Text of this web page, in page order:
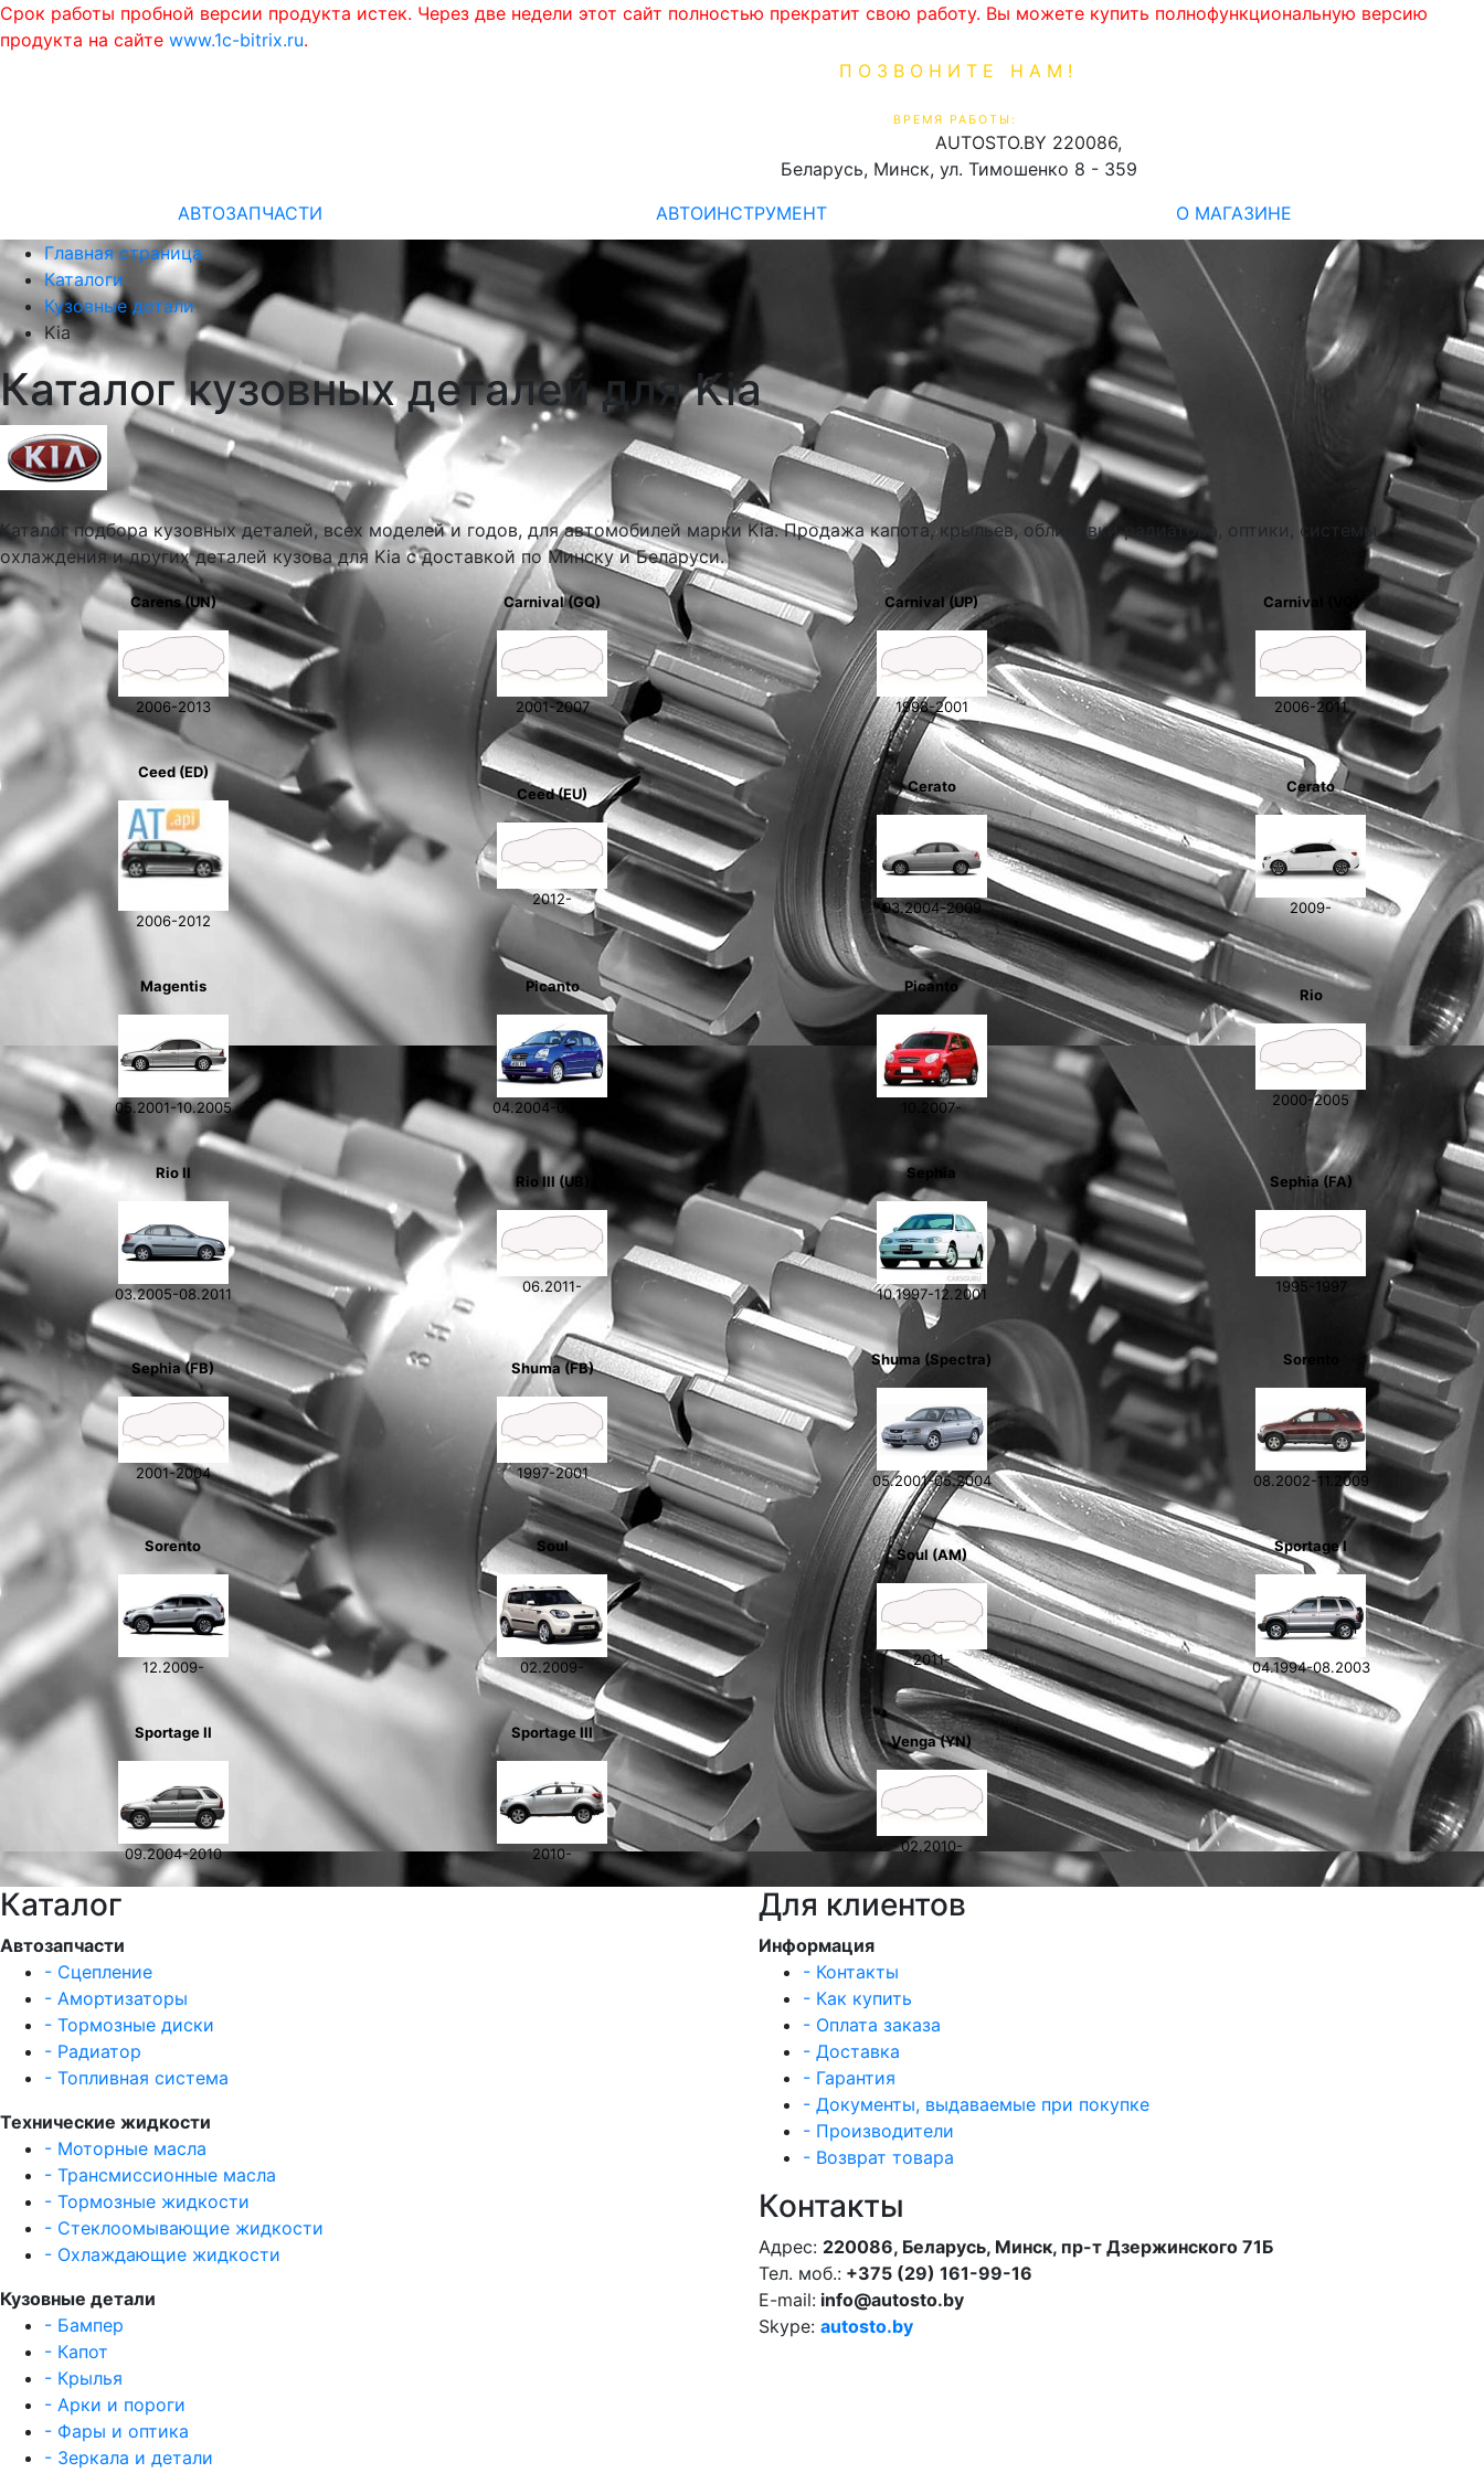
Срок работы пробной версии продукта истек. Через две недели этот сайт полностью прекратит свою работу. Вы можете купить полнофункциональную версию
продукта на сайте www.1c-bitrix.ru.
ПОЗВОНИТЕ НАМ!
ВРЕМЯ РАБОТЫ:
AUTOSTO.BY 220086,
Беларусь, Минск, ул. Тимошенко 8 - 359
АВТОЗАПЧАСТИ АВТОИНСТРУМЕНТ
О МАГАЗИНЕ
Главная страница
Каталоги
Кузовные детали
Kia
Каталог кузовных деталей для Kia
Каталог подбора кузовных деталей, всех моделей и годов, для автомобилей марки Kia. Продажа капота, крыльев, облицовки радиатора, оптики, системы
охлаждения и других деталей кузова для Kia с доставкой по Минску и Беларуси.
Carens (UN)
2006-2013
Carnival (GQ)
2001-2007
Carnival (UP)
1998-2001
Carnival (VQ)
2006-2011
Ceed (ED)
2006-2012
Ceed (EU)
2012-
Cerato
03.2004-2009
Cerato
2009-
Magentis
05.2001-10.2005
Picanto
04.2004-09.2007
Picanto
10.2007-
Rio
2000-2005
Rio II
03.2005-08.2011
Rio III (UB)
06.2011-
Sephia
10.1997-12.2001
Sephia (FA)
1995-1997
Sephia (FB)
2001-2004
Shuma (FB)
1997-2001
Shuma (Spectra)
05.2001-05.2004
Sorento
08.2002-11.2009
Sorento
12.2009-
Soul
02.2009-
Soul (AM)
2011-
Sportage I
04.1994-08.2003
Sportage II
09.2004-2010
Sportage III
2010-
Venga (YN)
02.2010-
Каталог
Автозапчасти
- Сцепление
- Амортизаторы
- Тормозные диски
- Радиатор
- Топливная система
Технические жидкости
- Моторные масла
- Трансмиссионные масла
- Тормозные жидкости
- Стеклоомывающие жидкости
- Охлаждающие жидкости
Кузовные детали
- Бампер
- Капот
- Крылья
- Арки и пороги
- Фары и оптика
- Зеркала и детали
Для клиентов
Информация
- Контакты
- Как купить
- Оплата заказа
- Доставка
- Гарантия
- Документы, выдаваемые при покупке
- Производители
- Возврат товара
Контакты
Адрес: 220086, Беларусь, Минск, пр-т Дзержинского 71Б
Тел. моб.: +375 (29) 161-99-16
E-mail: info@autosto.by
Skype: autosto.by